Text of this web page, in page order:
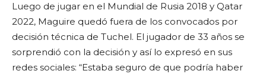
Luego de jugar en el Mundial de Rusia 2018 y Qatar
2022, Maguire quedó fuera de los convocados por
decisión técnica de Tuchel. El jugador de 33 años se
sorprendió con la decisión y así lo expresó en sus
redes sociales: “Estaba seguro de que podría haber